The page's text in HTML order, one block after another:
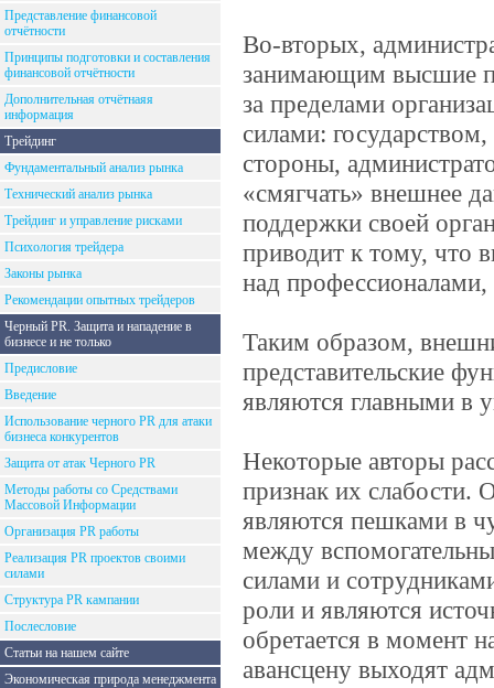
Представление финансовой
отчётности
Принципы подготовки и составления
финансовой отчётности
Дополнительная отчётнаяя
информация
Трейдинг
Фундаментальный анализ рынка
Технический анализ рынка
Трейдинг и управление рисками
Психология трейдера
Законы рынка
Рекомендации опытных трейдеров
Черный PR. Защита и нападение в
бизнесе и не только
Предисловие
Введение
Использование черного PR для атаки
бизнеса конкурентов
Защита от атак Черного PR
Методы работы со Средствами
Массовой Информации
Организация PR работы
Реализация PR проектов своими
силами
Структура PR кампании
Послесловие
Статьи на нашем сайте
Экономическая природа менеджмента
Во-вторых,
занимающим высшие
за пределами
силами:
стороны,
«смягчать» внешнее
поддержки своей
приводит к тому, что
над
Таким образом,
представительские
являются главными в
Некоторые авторы
признак их слабости.
являются пешками в
между
силами и
роли и являются
обретается в момент
авансцену выходят